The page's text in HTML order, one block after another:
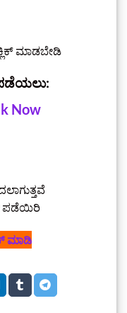
ಮಾಡಬೇಡಿ
Now
ಪಡೆಯಿರಿ
ಮಾಡಿ